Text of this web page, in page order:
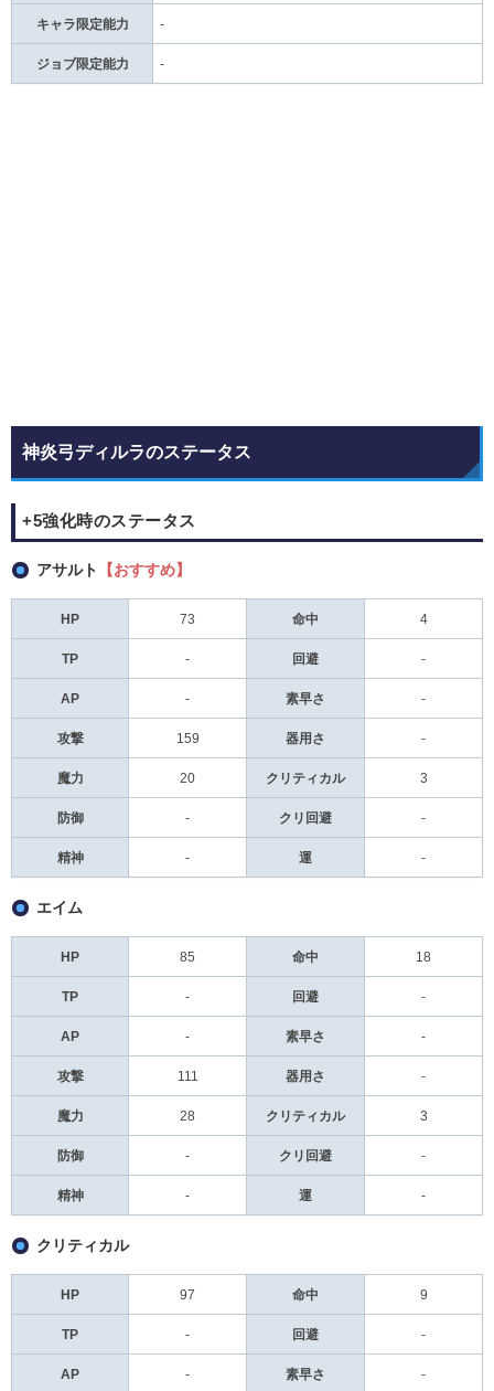
キャラ限定能力 -
ジョブ限定能力 -
神炎弓ディルラのステータス
+5強化時のステータス
アサルト 【おすすめ】
HP 73 命中 4
TP - 回避 -
AP - 素早さ -
攻撃 159 器用さ -
魔力 20 クリティカル 3
防御 - クリ回避 -
精神 - 運 -
エイム
HP 85 命中 18
TP - 回避 -
AP - 素早さ -
攻撃 111 器用さ -
魔力 28 クリティカル 3
防御 - クリ回避 -
精神 - 運 -
クリティカル
HP 97 命中 9
TP - 回避 -
AP - 素早さ -